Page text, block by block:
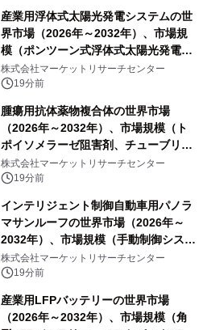
産業用浮体式太陽光発電システムの世
界市場（2026年～2032年）、市場規
模（ポンツーン式浮体式太陽光発電シ
ステム、モジュール式浮体式太陽光発
電システム、係留式浮体式太陽光発電
株式会社マーケットリサーチセンター
19分前
腫瘍用抗体薬物複合体の世界市場
（2026年～2032年）、市場規模（ト
ポイソメラーゼ阻害剤、チューブリン
阻害剤、DNA損傷薬、その他）・分析
レポートを発表
株式会社マーケットリサーチセンター
19分前
インテリジェント制御自動車用パノラ
マサンルーフの世界市場（2026年～
2032年）、市場規模（手動制御システ
ム、自動ワンタッチ制御システム、セ
ンサーベースのインテリジェント制御
株式会社マーケットリサーチセンター
19分前
産業用LFPバッテリーの世界市場
（2026年～2032年）、市場規模（角